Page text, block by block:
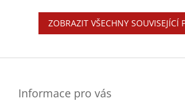
ZOBRAZIT VŠECHNY SOUVISEJÍCÍ
Informace pro vás